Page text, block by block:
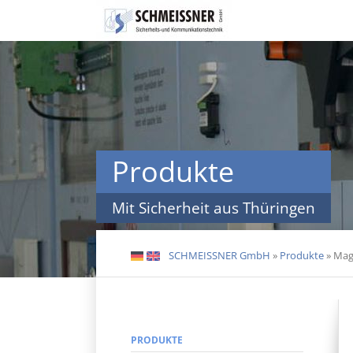
Navigation
überspringen
Produkte
Mit Sicherheit aus Thüringen
DE EN SCHMEISSNER GmbH » Produkte»
PRODUKTE